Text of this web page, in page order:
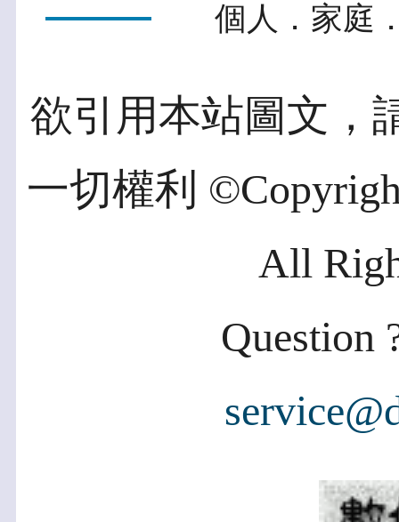
個人．家庭
欲引用本站圖文，
一切權利
All
Question